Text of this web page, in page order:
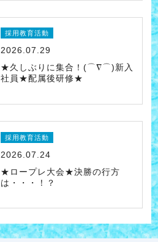
採用教育活動
2026.07.29
★久しぶりに集合！(⌒∇⌒)新入
社員★配属後研修★
採用教育活動
2026.07.24
★ロープレ大会★決勝の行方
は・・・！？